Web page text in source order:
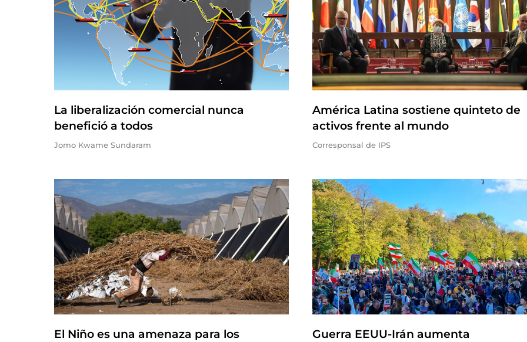
La liberalización comercial nunca
benefició a todos
Jomo Kwame Sundaram
América Latina sostiene quinteto de
activos frente al mundo
Corresponsal de IPS
El Niño es una amenaza para los
Guerra EEUU-Irán aumenta